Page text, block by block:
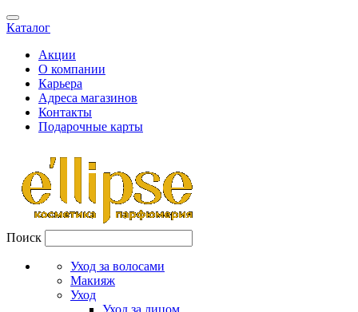
Каталог
Акции
О компании
Карьера
Адреса магазинов
Контакты
Подарочные карты
Поиск
Уход за волосами
Макияж
Уход
Уход за лицом